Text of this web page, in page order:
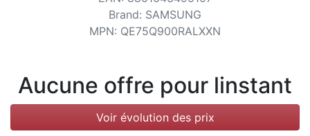
Conditions
Catégories
Brand: SAMSUNG
MPN: QE75Q900RALXXN
Aucune offre pour linstant
Voir évolution des prix